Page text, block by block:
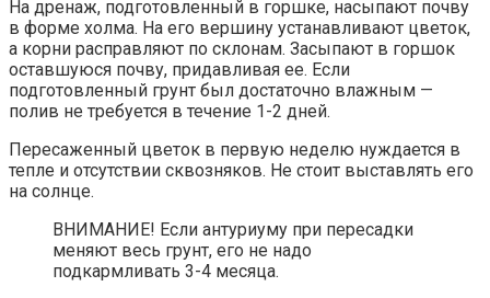
На дренаж, подготовленный в горшке, насыпают почву
в форме холма. На его вершину устанавливают цветок,
а корни расправляют по склонам. Засыпают в горшок
оставшуюся почву, придавливая ее. Если
подготовленный грунт был достаточно влажным —
полив не требуется в течение 1-2 дней.
Пересаженный цветок в первую неделю нуждается в
тепле и отсутствии сквозняков. Не стоит выставлять его
на солнце.
ВНИМАНИЕ! Если антуриуму при пересадки
меняют весь грунт, его не надо
подкармливать 3-4 месяца.